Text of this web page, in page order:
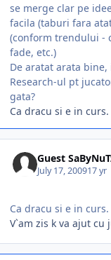
se merge clar pe
facila (taburi fara
(conform trendului -
fade, etc.)
De aratat arata
Research-ul pt
gata?
Ca dracu si e in curs.
Guest
July 17, 200917 yr
Ca dracu si e in curs.
V`am zis k va ajut